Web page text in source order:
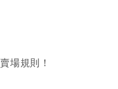
場規則！